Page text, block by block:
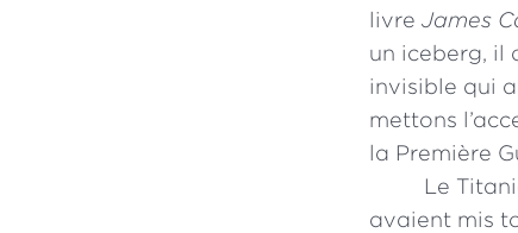
livreJames
un iceberg, il
invisible qui
mettons
la Première
Le
avaient mis